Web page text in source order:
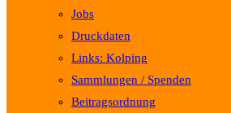
Jobs
Druckdaten
Links: Kolping
Sammlungen / Spenden
Beitragsordnung